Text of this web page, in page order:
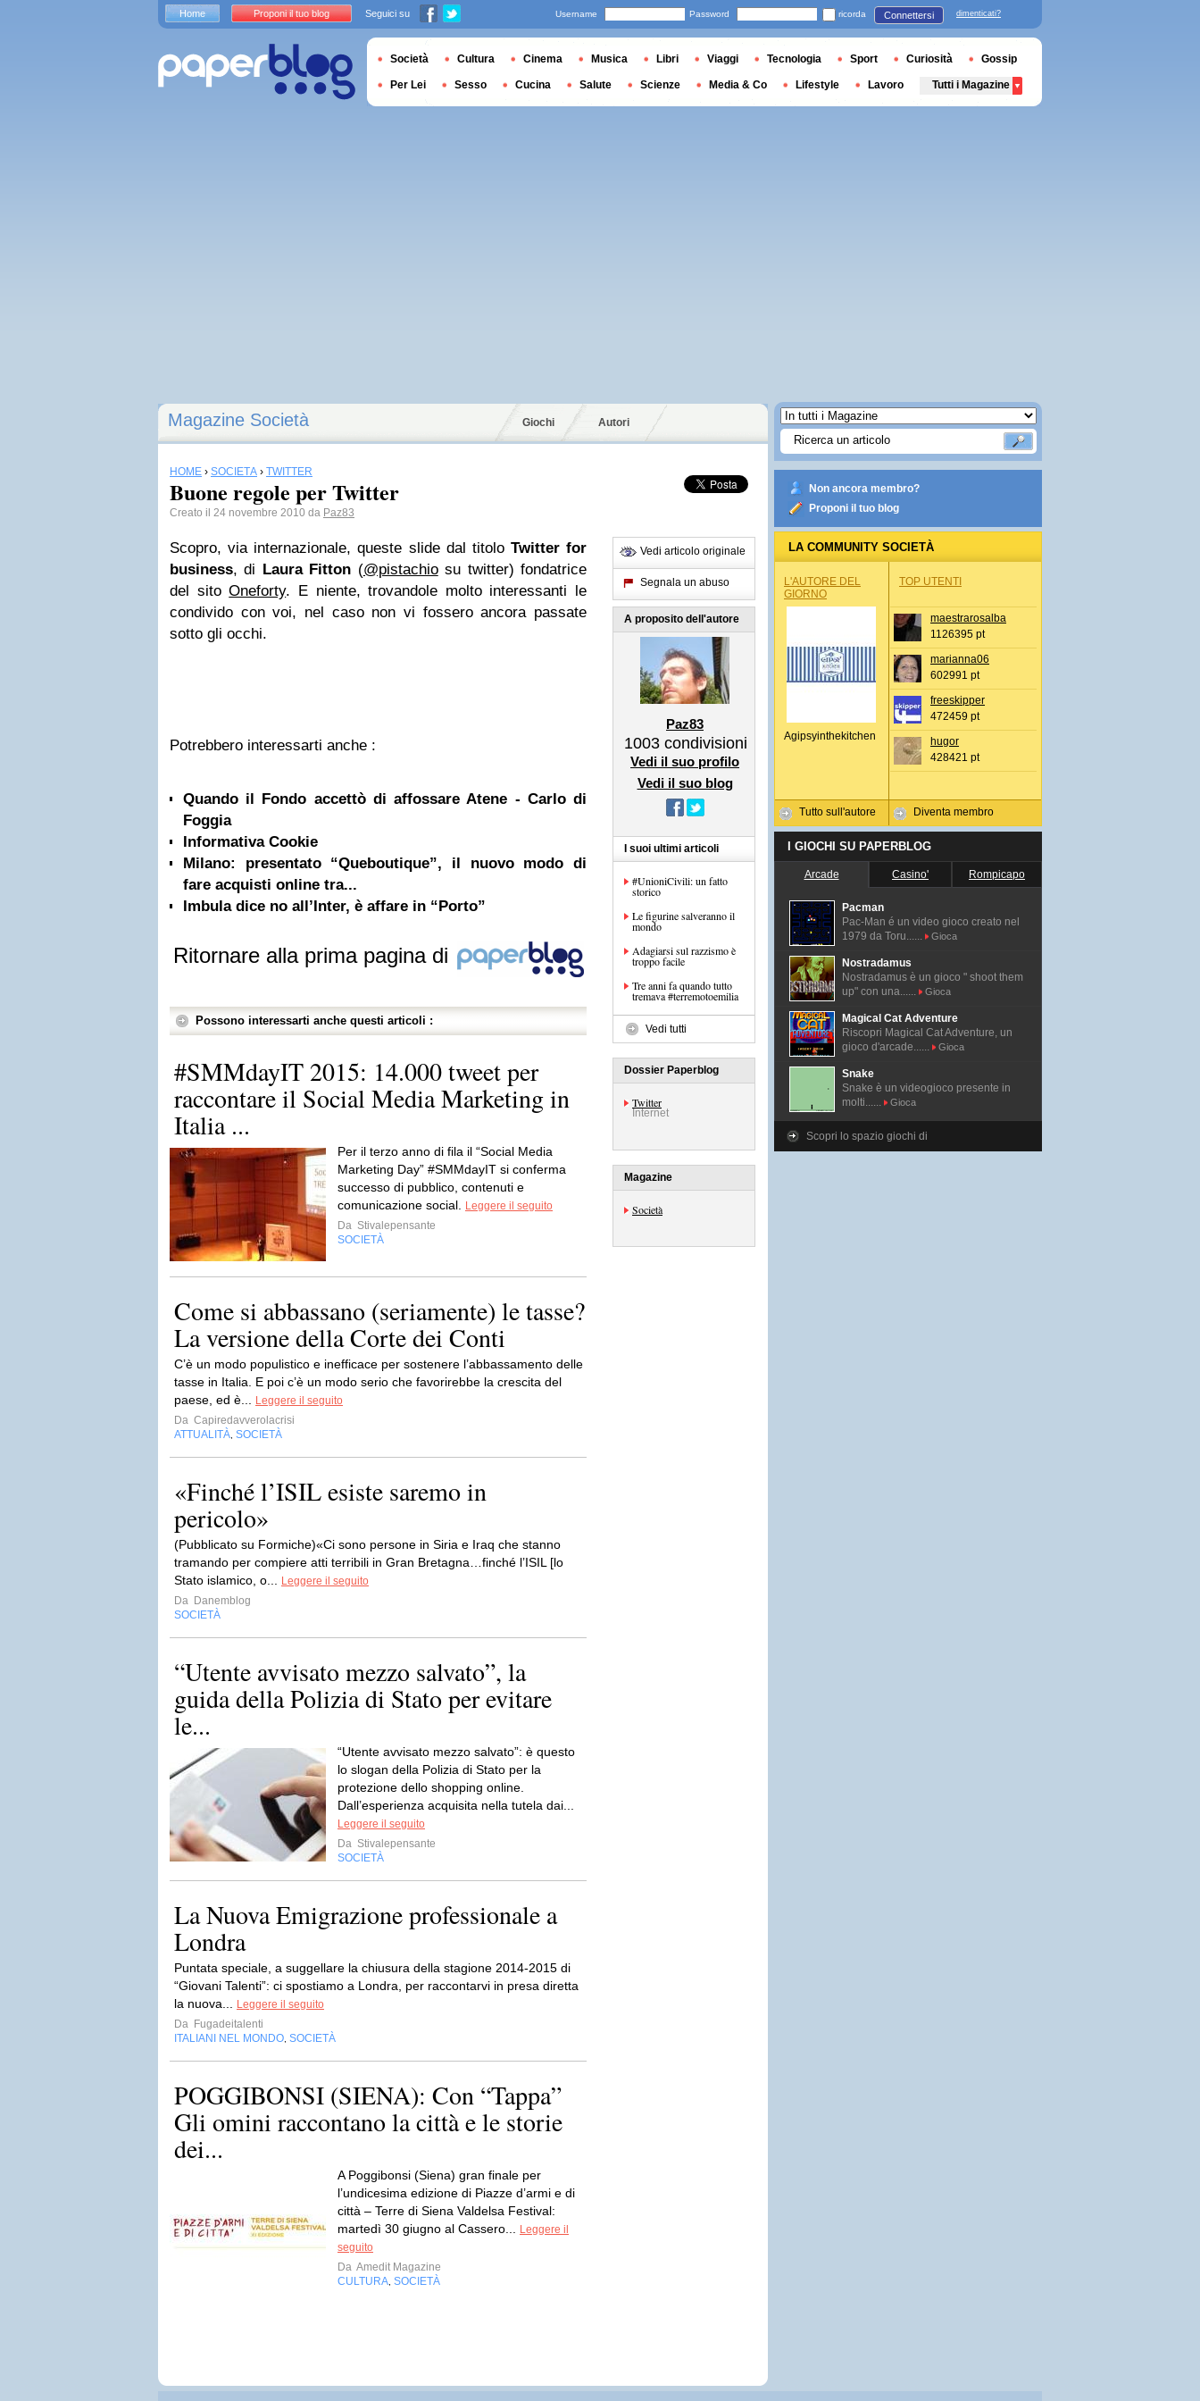
Magazine Società Giochi Autori
HOME › SOCIETÀ › TWITTER
Buone regole per Twitter
Creato il 24 novembre 2010 da Paz83
Scopro, via internazionale, queste slide dal titolo Twitterfor
business, di Laura Fitton (@pistachiosu twitter) fondatrice
del sitoOneforty. E niente, trovandole molto interessanti le
condivido con voi, nel caso non vi fossero ancora passate
sotto gli occhi.
Potrebbero interessarti anche :
Quando il Fondo accettò di affossare Atene - Carlo di
Foggia
Informativa Cookie
Milano: presentato “Queboutique”, il nuovo modo di
fare acquisti online tra...
Imbula dice no all’Inter, è affare in “Porto”
Ritornare alla prima pagina di
Possono interessarti anche questi articoli :
#SMMdayIT 2015: 14.000 tweet per
raccontare il Social Media Marketing in
Italia ...
Per il terzo anno di fila il “Social Media
Marketing Day” #SMMdayIT si conferma
successo di pubblico, contenuti e
comunicazione social.
Leggere il seguito
Da Stivalepensante
SOCIETÀ
Come si abbassano (seriamente) le tasse?
La versione della Corte dei Conti
C’è un modo populistico e inefficace per sostenere l’abbassamento delle
tasse in Italia. E poi c’è un modo serio che favorirebbe la crescita del
paese, ed è...
Leggere il seguito
Da Capiredavverolacrisi
ATTUALITÀ SOCIETÀ
«Finché l’ISIL esiste saremo in
pericolo»
(Pubblicato su Formiche)«Ci sono persone in Siria e Iraq che stanno
tramando per compiere atti terribili in Gran Bretagna…finché l’ISIL [lo
Stato islamico, o...
Leggere il seguito
Da Danemblog
SOCIETÀ
“Utente avvisato mezzo salvato”, la
guida della Polizia di Stato per evitare
le...
“Utente avvisato mezzo salvato”: è questo
lo slogan della Polizia di Stato per la
protezione dello shopping online.
Dall’esperienza acquisita nella tutela dai...
Leggere il seguito
Da Stivalepensante
SOCIETÀ
La Nuova Emigrazione professionale a
Londra
Puntata speciale, a suggellare la chiusura della stagione 2014-2015 di
“Giovani Talenti”: ci spostiamo a Londra, per raccontarvi in presa diretta
la nuova...
Leggere il seguito
Da Fugadeitalenti
ITALIANI NEL MONDO SOCIETÀ
POGGIBONSI (SIENA): Con “Tappa”
Gli omini raccontano la città e le storie
dei...
A Poggibonsi (Siena) gran finale per
l’undicesima edizione di Piazze d’armi e di
città – Terre di Siena Valdelsa Festival:
martedì 30 giugno al Cassero...
Leggere il
seguito
Da Amedit Magazine
CULTURA SOCIETÀ
Vedi articolo originale
Segnala un abuso
A proposito dell'autore
Paz83
1003 condivisioni
Vedi il suo profilo
Vedi il suo blog
I suoi ultimi articoli
#UnioniCivili: un fatto
storico
Le figurine salveranno il
mondo
Adagiarsi sul razzismo è
troppo facile
Tre anni fa quando tutto
tremava #terremotoemilia
Vedi tutti
Dossier Paperblog
Twitter
Internet
Magazine
Società
Non ancora membro?
Proponi il tuo blog
LA COMMUNITY SOCIETÀ
L'AUTORE DEL
GIORNO
Agipsyinthekitchen
Tutto sull'autore
TOP UTENTI
maestrarosalba
1126395 pt
marianna06
602991 pt
freeskipper
472459 pt
hugor
428421 pt
Diventa membro
I GIOCHI SU PAPERBLOG
Arcade Casino' Rompicapo
Pacman
Pac-Man é un video gioco creato nel
1979 da Toru......
Gioca
Nostradamus
Nostradamus è un gioco " shoot them
up" con una......
Gioca
Magical Cat Adventure
Riscopri Magical Cat Adventure, un
gioco d'arcade......
Gioca
Snake
Snake è un videogioco presente in
molti......
Gioca
Scopri lo spazio giochi di
Home Proponi il tuo blog Seguici su Username Password ricorda Connettersi dimenticati?
Società Cultura Cinema Musica Libri Viaggi Tecnologia Sport Curiosità Gossip
Per Lei Sesso Cucina Salute Scienze Media & Co Lifestyle Lavoro Tutti i Magazine